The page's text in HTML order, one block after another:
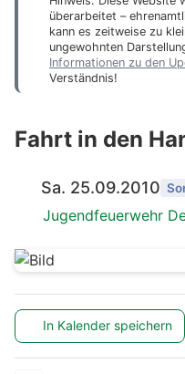
überarbeitet –
kann es zeitweise zu
ungewohnten
Informationen zu den
Verständnis!
Fahrt in den
Sa. 25.09.2010
Jugendfeuerwehr
In Kalender speichern